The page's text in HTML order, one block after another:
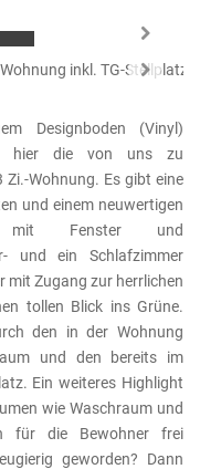
Next
Designboden (Vinyl)
hier die von uns zu
Zi.-Wohnung. Es gibt eine
und einem neuwertigen
mit Fenster und
und ein Schlafzimmer
mit Zugang zur herrlichen
tollen Blick ins Grüne.
den in der Wohnung
und den bereits im
Ein weiteres Highlight
wie Waschraum und
für die Bewohner frei
geworden? Dann